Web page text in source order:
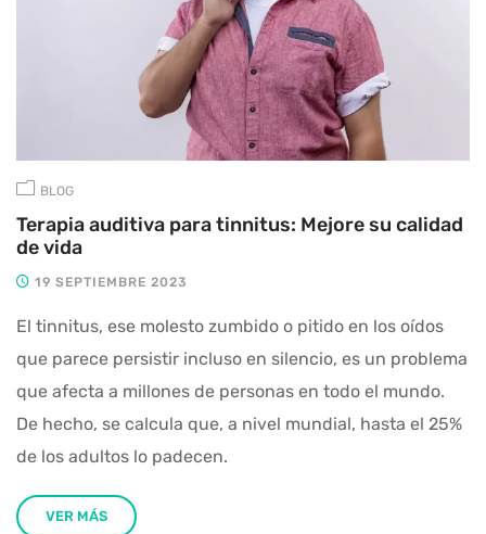
BLOG
Terapia auditiva para tinnitus: Mejore su calidad
de vida
19 SEPTIEMBRE 2023
El tinnitus, ese molesto zumbido o pitido en los oídos
que parece persistir incluso en silencio, es un problema
que afecta a millones de personas en todo el mundo.
De hecho, se calcula que, a nivel mundial, hasta el 25%
de los adultos lo padecen.
VER MÁS